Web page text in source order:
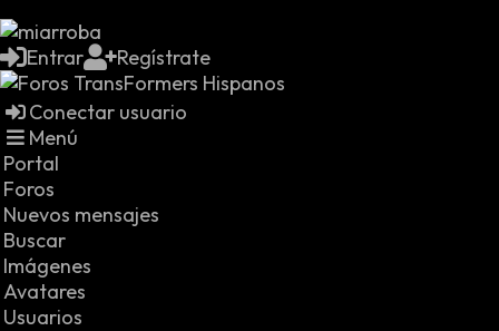
Entrar Regístrate
Conectar usuario
Menú
Portal
Foros
Nuevos mensajes
Buscar
Imágenes
Avatares
Usuarios